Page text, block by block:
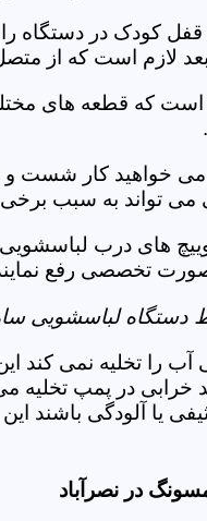
قفل کودک در دستگاه
بعد لازم است که از
است که قطعه های
می خواهید کار شست
تواند به سبب برخی
های درب
صورت تخصصی رفع
دستگاه لباسشویی
آب را تخلیه نمی کند
خرابی در پمپ
یا آلودگی
در نصرآباد